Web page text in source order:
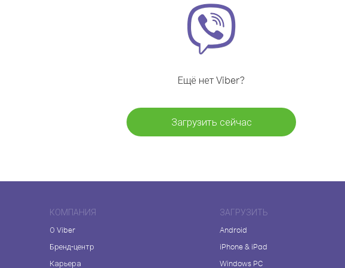
Ещё нет Viber?
Загрузить сейчас
КОМПАНИЯ
О Viber
Бренд-центр
Карьера
ЗАГРУЗИТЬ
Android
iPhone & iPad
Windows PC